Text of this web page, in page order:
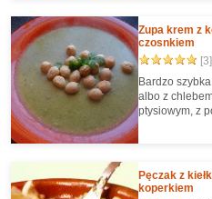
Zupa krem z
czosnkiem
[3]
Bardzo
albo z
ptysiowym, z
Pęczak z
koperkiem